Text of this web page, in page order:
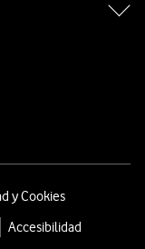
y Cookies
Accesibilidad